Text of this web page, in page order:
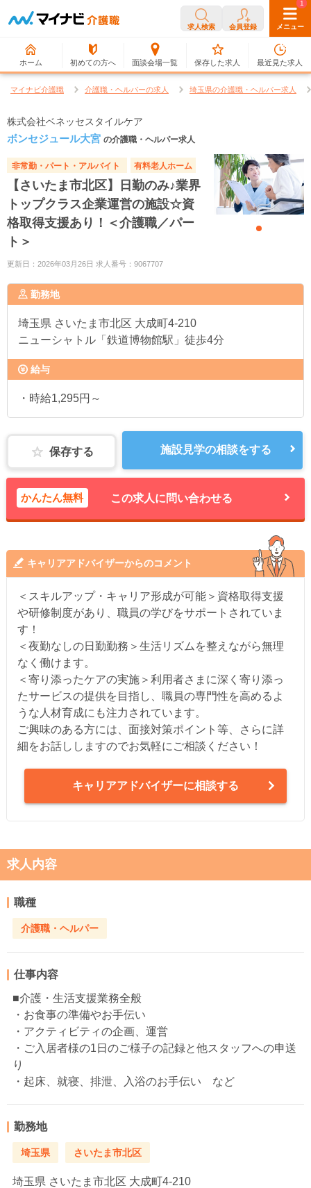
求人検索 会員登録 メニュー
ホーム 初めての方へ 面談会場一覧
0
保存した求人
1
最近見た求人
マイナビ介護職 介護職・ヘルパーの求人 埼玉県の介護職・ヘルパー求人
株式会社ベネッセスタイルケア
ボンセジュール大宮 の介護職・ヘルパー求人
非常勤・パート・アルバイト 有料老人ホーム
【さいたま市北区】日勤のみ♪業界
トップクラス企業運営の施設☆資
格取得支援あり！＜介護職／パー
ト＞
更新日：2026年03月26日 求人番号：9067707
勤務地
埼玉県 さいたま市北区 大成町4-210
ニューシャトル「鉄道博物館駅」徒歩4分
給与
・時給1,295円～
保存する 施設見学の相談をする
かんたん無料 この求人に問い合わせる
キャリアアドバイザーからのコメント
＜スキルアップ・キャリア形成が可能＞資格取得支援
や研修制度があり、職員の学びをサポートされていま
す！
＜夜勤なしの日勤勤務＞生活リズムを整えながら無理
なく働けます。
＜寄り添ったケアの実施＞利用者さまに深く寄り添っ
たサービスの提供を目指し、職員の専門性を高めるよ
うな人材育成にも注力されています。
ご興味のある方には、面接対策ポイント等、さらに詳
細をお話ししますのでお気軽にご相談ください！
キャリアアドバイザーに相談する
求人内容
職種
介護職・ヘルパー
仕事内容
■介護・生活支援業務全般
・お食事の準備やお手伝い
・アクティビティの企画、運営
・ご入居者様の1日のご様子の記録と他スタッフへの申送
り
・起床、就寝、排泄、入浴のお手伝い など
勤務地
埼玉県 さいたま市北区
埼玉県 さいたま市北区 大成町4-210